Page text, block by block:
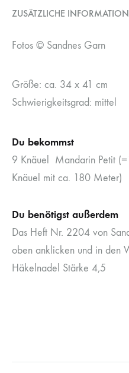
ZUSÄTZLICHE
Fotos © Sandnes Garn
Größe: ca. 34 x 41 cm
Schwierigkeitsgrad: mittel
Du bekommst
9 Knäuel Mandarin Petit
Knäuel mit ca. 180 Meter)
Du benötigst außerdem
Das Heft Nr. 2204 von
oben anklicken und in den
Häkelnadel Stärke 4,5